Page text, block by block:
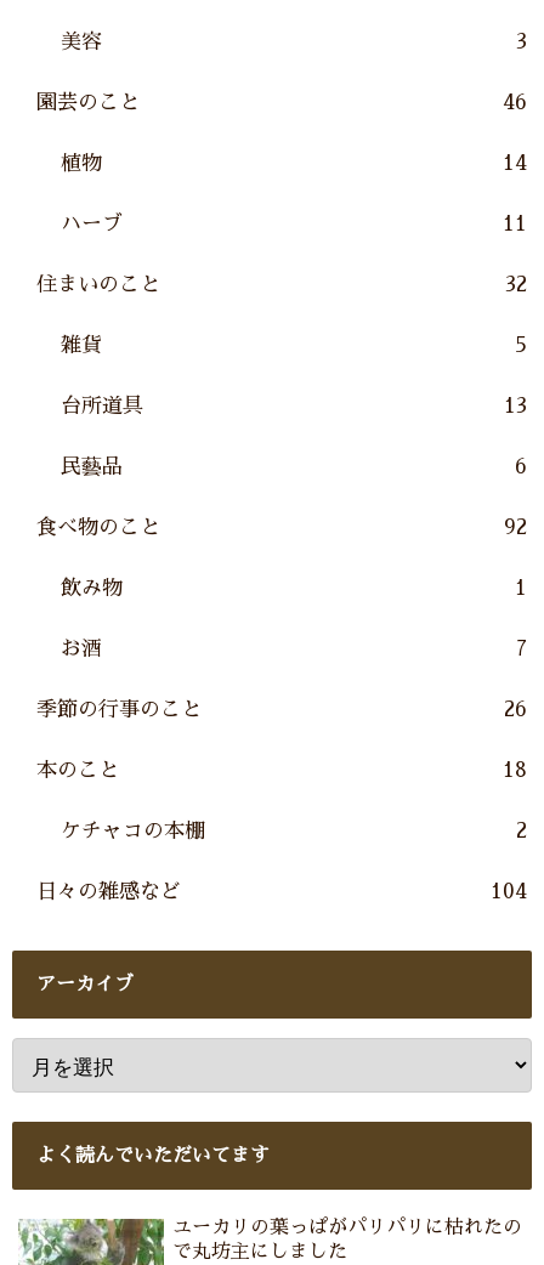
美容 3
園芸のこと 46
植物 14
ハーブ 11
住まいのこと 32
雑貨 5
台所道具 13
民藝品 6
食べ物のこと 92
飲み物 1
お酒 7
季節の行事のこと 26
本のこと 18
ケチャコの本棚 2
日々の雑感など 104
アーカイブ
よく読んでいただいてます
ユーカリの葉っぱがパリパリに枯れたの
で丸坊主にしました